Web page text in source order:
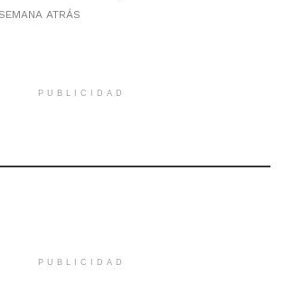
ATRÁS
PUBLICIDAD
PUBLICIDAD